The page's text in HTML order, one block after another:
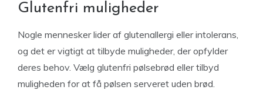
Glutenfri muligheder
Nogle mennesker lider af glutenallergi eller intolerans,
og det er vigtigt at tilbyde muligheder, der opfylder
deres behov. Vælg glutenfri pølsebrød eller tilbyd
muligheden for at få pølsen serveret uden brød.